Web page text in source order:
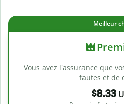
Meilleur
Vous avez l'assurance que
fautes et de
$8.33